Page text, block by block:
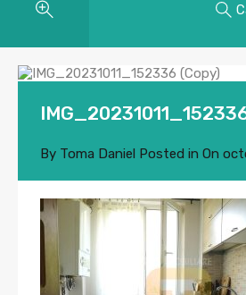
By Toma Daniel Posted in On